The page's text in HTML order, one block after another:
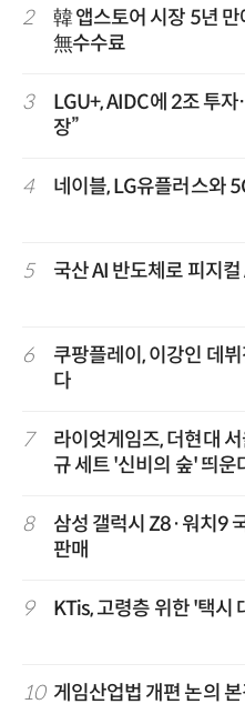
2
韓 앱스토어 시장 5년
無수수료
3
LGU+, AIDC에 2조 투
장”
4 네이블, LG유플러스와
5 국산 AI 반도체로 피지
6
쿠팡플레이, 이강인 데
다
7
라이엇게임즈, 더현대
규 세트 '신비의 숲' 띄운
8
삼성 갤럭시 Z8·워치9
판매
9 KTis, 고령층 위한 '택시
10 게임산업법 개편 논의